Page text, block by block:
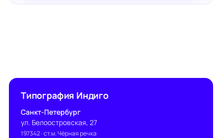
Типография Индиго
Санкт-Петербург
ул. Белоостровская, 27
197342· ст.м. Чёрная речка